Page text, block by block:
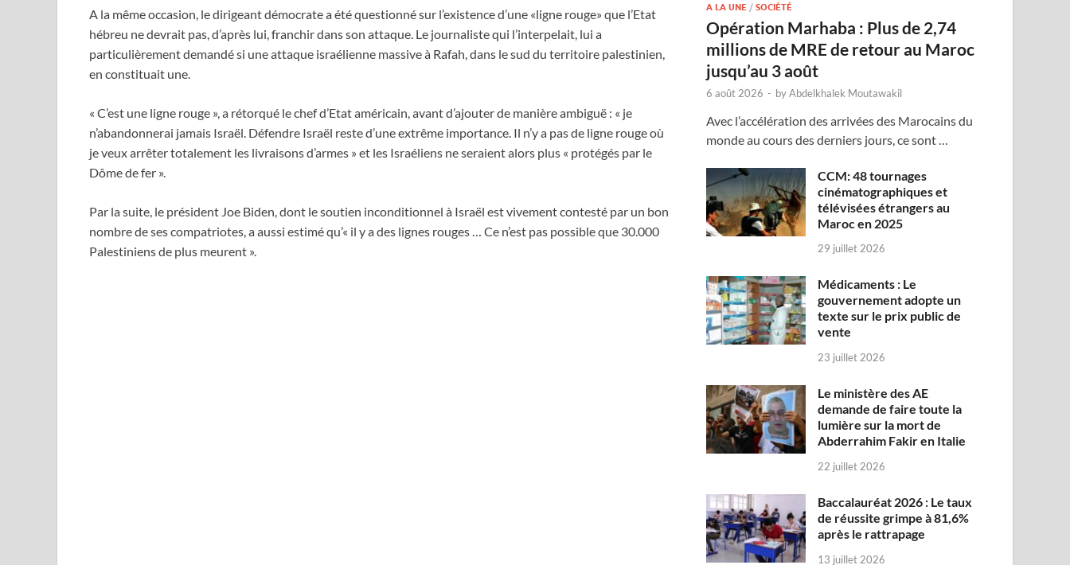
A la même occasion, le dirigeant démocrate a été questionné sur l’existence d’une «ligne rouge» que l’Etat
hébreu ne devrait pas, d’après lui, franchir dans son attaque. Le journaliste qui l’interpelait, lui a
particulièrement demandé si une attaque israélienne massive à Rafah, dans le sud du territoire palestinien,
en constituait une.
« C’est une ligne rouge », a rétorqué le chef d’Etat américain, avant d’ajouter de manière ambiguë : « je
n’abandonnerai jamais Israël. Défendre Israël reste d’une extrême importance. Il n’y a pas de ligne rouge où
je veux arrêter totalement les livraisons d’armes » et les Israéliens ne seraient alors plus « protégés par le
Dôme de fer ».
Par la suite, le président Joe Biden, dont le soutien inconditionnel à Israël est vivement contesté par un bon
nombre de ses compatriotes, a aussi estimé qu’« il y a des lignes rouges … Ce n’est pas possible que 30.000
Palestiniens de plus meurent ».
A LA UNE /SOCIÉTÉ
Opération Marhaba : Plus de 2,74
millions de MRE de retour au Maroc
jusqu’au 3 août
6 août 2026 - byAbdelkhalek Moutawakil
Avec l’accélération des arrivées des Marocains du
monde au cours des derniers jours, ce sont …
CCM: 48 tournages
cinématographiques et
télévisées étrangers au
Maroc en 2025
29 juillet 2026
Médicaments : Le
gouvernement adopte un
texte sur le prix public de
vente
23 juillet 2026
Le ministère des AE
demande de faire toute la
lumière sur la mort de
Abderrahim Fakir en Italie
22 juillet 2026
Baccalauréat 2026 : Le taux
de réussite grimpe à 81,6%
après le rattrapage
13 juillet 2026